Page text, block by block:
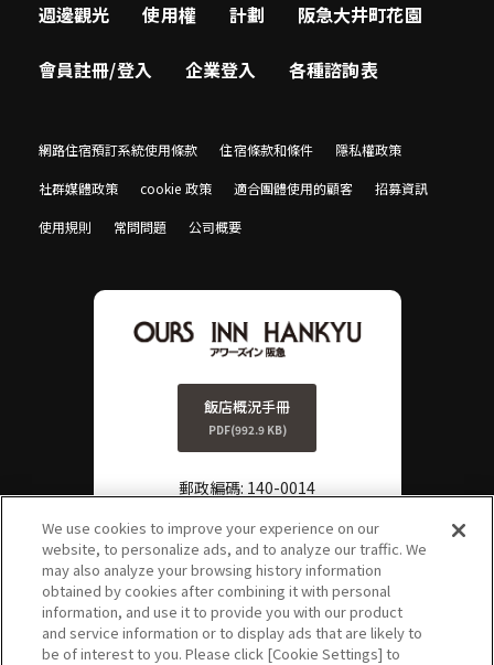
週邊觀光 使用權 計劃 阪急大井町花園
會員註冊/登入 企業登入 各種諮詢表
網路住宿預訂系統使用條款 住宿條款和條件 隱私權政策
社群媒體政策 cookie 政策 適合團體使用的顧客 招募資訊
使用規則 常問問題 公司概要
飯店概況手冊
PDF(992.9 KB)
郵政編碼: 140-0014
0570-011-806
FAX:03-3778-3861
We use cookies to improve your experience on our
website, to personalize ads, and to analyze our traffic. We
may also analyze your browsing history information
obtained by cookies after combining it with personal
information, and use it to provide you with our product
and service information or to display ads that are likely to
be of interest to you. Please click [Cookie Settings] to